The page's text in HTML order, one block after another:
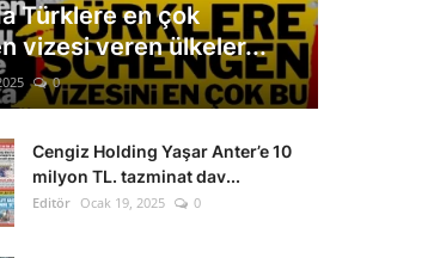
Türklere en çok
vizesi veren ülkeler...
0
Cengiz Holding Yaşar Anter’e 10
milyon TL. tazminat dav...
Editör Ocak 19, 2025 0